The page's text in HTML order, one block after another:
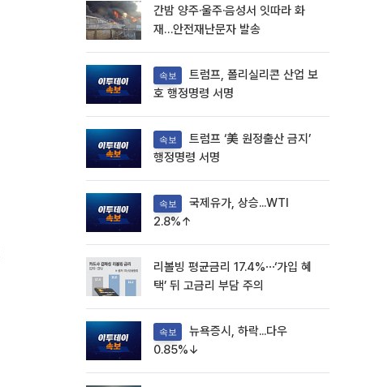
간밤 양주·울주·음성서 잇따라 화
재…안전재난문자 발송
속보
호 행정명령 서명
속보
행정명령 서명
속보
2.8%↑
리볼빙 평균금리 17.4%⋯‘가입 혜
택’ 뒤 고금리 부담 주의
속보
0.85%↓